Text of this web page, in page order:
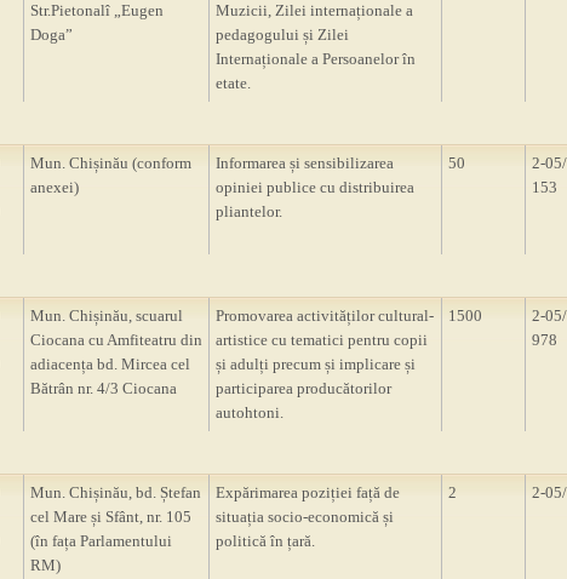
Str.Pietonalî „Eugen
Doga”
Muzicii, Zilei internaționale a
pedagogului și Zilei
Internaționale a Persoanelor în
etate.
Mun. Chișinău (conform
anexei)
Informarea și sensibilizarea
opiniei publice cu distribuirea
pliantelor.
50
2-
153
Mun. Chișinău, scuarul
Ciocana cu Amfiteatru din
adiacența bd. Mircea cel
Bătrân nr. 4/3 Ciocana
Promovarea activităților cultural-
artistice cu tematici pentru copii
și adulți precum și implicare și
participarea producătorilor
autohtoni.
1500
2-
978
Mun. Chișinău, bd. Ștefan
cel Mare și Sfânt, nr. 105
(în fața Parlamentului
RM)
Expărimarea poziției față de
situația socio-economică și
politică în țară.
2 2-